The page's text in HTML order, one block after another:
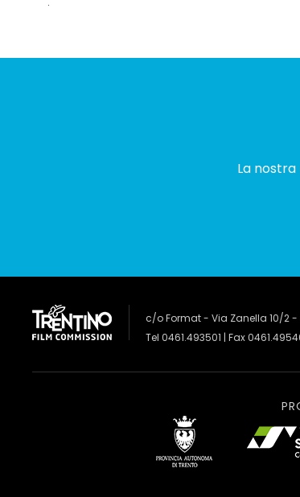
La
c/o Format - Via Zanella 10/2 -
Tel 0461.493501 | Fax